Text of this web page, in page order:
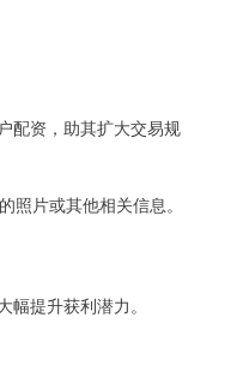
配资，助其扩大交易规
片或其他相关信息。
提升获利潜力。